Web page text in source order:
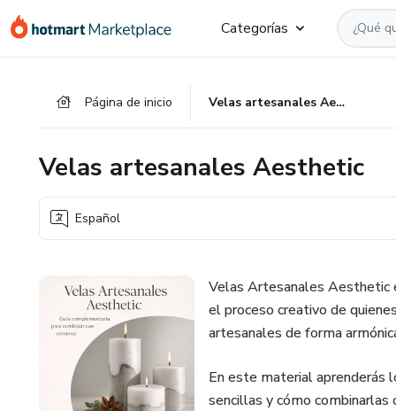
Categorías
Página de inicio Velas artesanales Aesthetic
Velas artesanales Aesthetic
Español
Velas Artesanales Aesthetic
el proceso creativo de
artesanales de forma
En este material aprenderás
sencillas y cómo combinarlas